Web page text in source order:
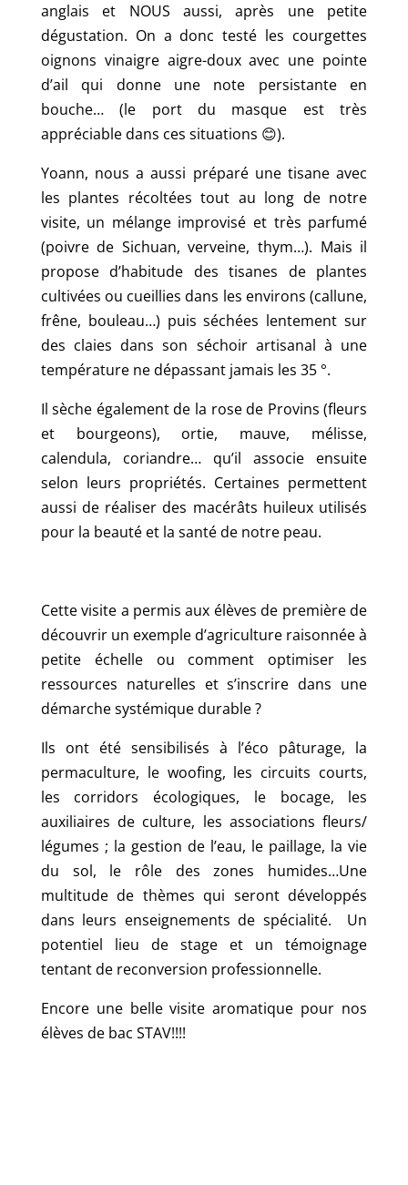
anglais et NOUS aussi, après une petite
dégustation. On a donc testé les courgettes
oignons vinaigre aigre-doux avec une pointe
d’ail qui donne une note persistante en
bouche… (le port du masque est très
appréciable dans ces situations 😊).
Yoann, nous a aussi préparé une tisane avec
les plantes récoltées tout au long de notre
visite, un mélange improvisé et très parfumé
(poivre de Sichuan, verveine, thym…). Mais il
propose d’habitude des tisanes de plantes
cultivées ou cueillies dans les environs (callune,
frêne, bouleau…) puis séchées lentement sur
des claies dans son séchoir artisanal à une
température ne dépassant jamais les 35 °.
Il sèche également de la rose de Provins (fleurs
et bourgeons), ortie, mauve, mélisse,
calendula, coriandre… qu’il associe ensuite
selon leurs propriétés. Certaines permettent
aussi de réaliser des macérâts huileux utilisés
pour la beauté et la santé de notre peau.
Cette visite a permis aux élèves de première de
découvrir un exemple d’agriculture raisonnée à
petite échelle ou comment optimiser les
ressources naturelles et s’inscrire dans une
démarche systémique durable ?
Ils ont été sensibilisés à l’éco pâturage, la
permaculture, le woofing, les circuits courts,
les corridors écologiques, le bocage, les
auxiliaires de culture, les associations fleurs/
légumes ; la gestion de l’eau, le paillage, la vie
du sol, le rôle des zones humides…Une
multitude de thèmes qui seront développés
dans leurs enseignements de spécialité. Un
potentiel lieu de stage et un témoignage
tentant de reconversion professionnelle.
Encore une belle visite aromatique pour nos
élèves de bac STAV!!!!